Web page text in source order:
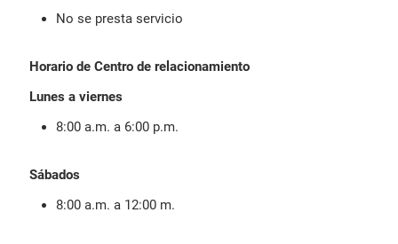
No se presta servicio
Horario de Centro de relacionamiento
Lunes a viernes
8:00 a.m. a 6:00 p.m.
Sábados
8:00 a.m. a 12:00 m.